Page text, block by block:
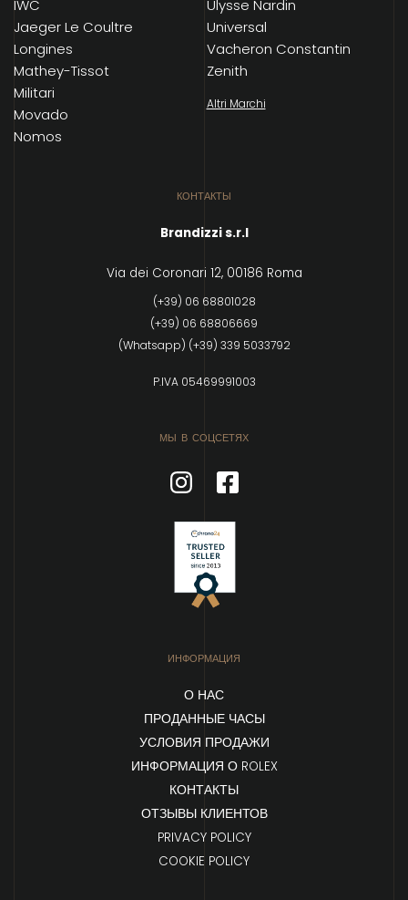
IWC
Jaeger Le Coultre
Longines
Mathey-Tissot
Militari
Movado
Nomos
Ulysse Nardin
Universal
Vacheron Constantin
Zenith
Altri Marchi
КОНТАКТЫ
Brandizzi s.r.l
Via dei Coronari 12, 00186 Roma
(+39) 06 68801028
(+39) 06 68806669
(Whatsapp) (+39) 339 5033792
P.IVA 05469991003
МЫ В СОЦСЕТЯХ
ИНФОРМАЦИЯ
О НАС
ПРОДАННЫЕ ЧАСЫ
УСЛОВИЯ ПРОДАЖИ
ИНФОРМАЦИЯ О ROLEX
КОНТАКТЫ
ОТЗЫВЫ КЛИЕНТОВ
PRIVACY POLICY
COOKIE POLICY